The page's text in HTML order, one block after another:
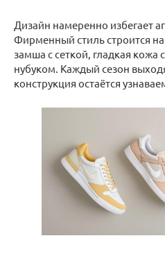
Дизайн намеренно избегает
Фирменный стиль строится
замша с сеткой, гладкая
нубуком. Каждый сезон
конструкция остаётся